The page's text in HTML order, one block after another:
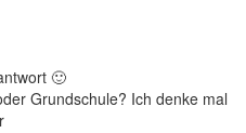
🙂
Grundschule? Ich denke mal